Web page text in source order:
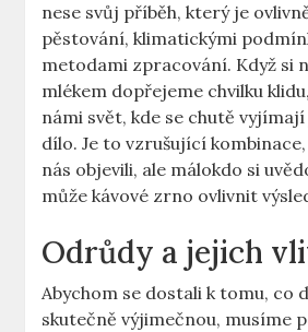
nese svůj příběh, který je
pěstování, klimatickými
metodami zpracování. Když si
mlékem dopřejeme chvilku
námi svět, kde se chutě
dílo. Je to vzrušující
nás objevili, ale málokdo si
může kávové zrno ovlivnit
Odrůdy a jejich
Abychom se dostali k tomu, co
skutečně výjimečnou, musíme